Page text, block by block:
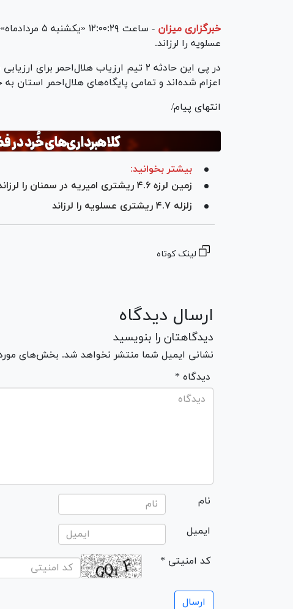
خبرگزاری میزان -
عسلویه را لرزاند.
در پی این حادثه ۲ تیم ارزیاب هلال‌احمر
اعزام شده‌اند و تمامی پایگاه‌های هلال‌احمر استان به
انتهای پیام/
بیشتر بخوانید:
زمین لرزه ۴.۶ ریشتری امیریه در سمنان را لرزاند
زلزله ۴.۷ ریشتری عسلویه را لرزاند
لینک کوتاه
ارسال دیدگاه
دیدگاهتان را بنویسید
نشانی ایمیل شما منتشر نخواهد شد. بخش‌های
* دیدگاه
نام
ایمیل
* کد امنیتی